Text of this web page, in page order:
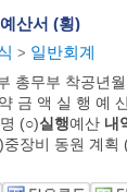
산서 (횡)
> 일반회계
총무부 착공년
금 액 실 행 예
(○)실행예산 내
중장비 동원 계